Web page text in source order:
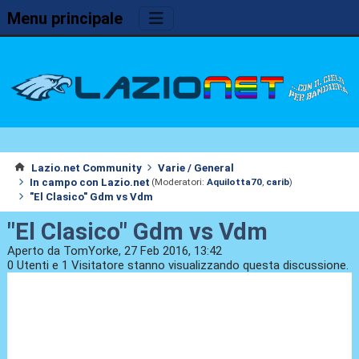
Menu principale
Lazio.net Community
Varie / General
In campo con Lazio.net (Moderatori: Aquilotta70, carib)
"El Clasico" Gdm vs Vdm
"El Clasico" Gdm vs Vdm
Aperto da TomYorke, 27 Feb 2016, 13:42
0 Utenti e 1 Visitatore stanno visualizzando questa discussione.